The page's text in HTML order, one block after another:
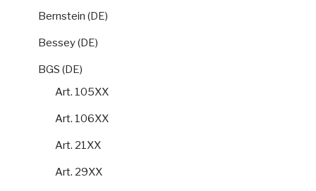
Bernstein (DE)
Bessey (DE)
BGS (DE)
Art. 105XX
Art. 106XX
Art. 21XX
Art. 29XX